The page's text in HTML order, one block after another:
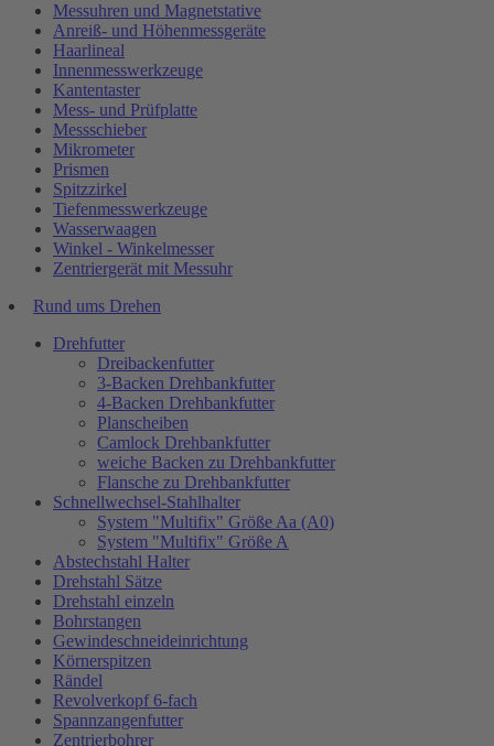
Messuhren und Magnetstative
Anreiß- und Höhenmessgeräte
Haarlineal
Innenmesswerkzeuge
Kantentaster
Mess- und Prüfplatte
Messschieber
Mikrometer
Prismen
Spitzzirkel
Tiefenmesswerkzeuge
Wasserwaagen
Winkel - Winkelmesser
Zentriergerät mit Messuhr
Rund ums Drehen
Drehfutter
Dreibackenfutter
3-Backen Drehbankfutter
4-Backen Drehbankfutter
Planscheiben
Camlock Drehbankfutter
weiche Backen zu Drehbankfutter
Flansche zu Drehbankfutter
Schnellwechsel-Stahlhalter
System "Multifix" Größe Aa (A0)
System "Multifix" Größe A
Abstechstahl Halter
Drehstahl Sätze
Drehstahl einzeln
Bohrstangen
Gewindeschneideinrichtung
Körnerspitzen
Rändel
Revolverkopf 6-fach
Spannzangenfutter
Zentrierbohrer